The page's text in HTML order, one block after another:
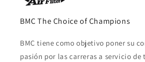
BMC The Choice of Champions
BMC tiene como objetivo poner su
pasión por las carreras a servicio de